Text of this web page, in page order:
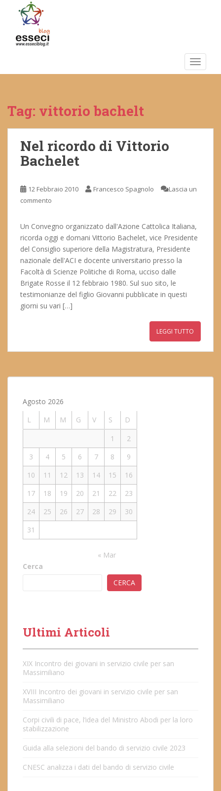
m
Tag: vittorio bachelt
Nel ricordo di Vittorio
Bachelet
12 Febbraio 2010 Francesco Spagnolo
Lascia un
commento
Un Convegno organizzato dall'Azione Cattolica Italiana,
ricorda oggi e domani Vittorio Bachelet, vice Presidente
del Consiglio superiore della Magistratura, Presidente
nazionale dell'ACI e docente universitario presso la
Facoltà di Scienze Politiche di Roma, ucciso dalle
Brigate Rosse il 12 febbraio 1980. Sul suo sito, le
testimonianze del figlio Giovanni pubblicate in questi
giorni su vari […]
LEGGI TUTTO
Agosto 2026
L
M M G V S
D
1
2
3
4 5 6 7 8
9
10
11 12 13 14 15
16
17
18 19 20 21 22
23
24
25 26 27 28 29
30
31
« Mar
Cerca
CERCA
Ultimi Articoli
XIX Incontro dei giovani in servizio civile per san
Massimiliano
XVIII Incontro dei giovani in servizio civile per san
Massimiliano
Corpi civili di pace, l’idea del Ministro Abodi per la loro
stabilizzazione
Guida alla selezioni del bando di servizio civile 2023
CNESC analizza i dati del bando di servizio civile